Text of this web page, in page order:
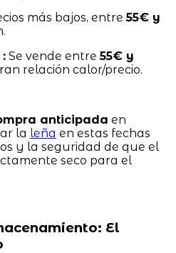
más bajos, entre55€ y
Se vende entre55€ y
relación calor/precio.
anticipada en
la leña en estas fechas
y la seguridad de que el
seco para el
El